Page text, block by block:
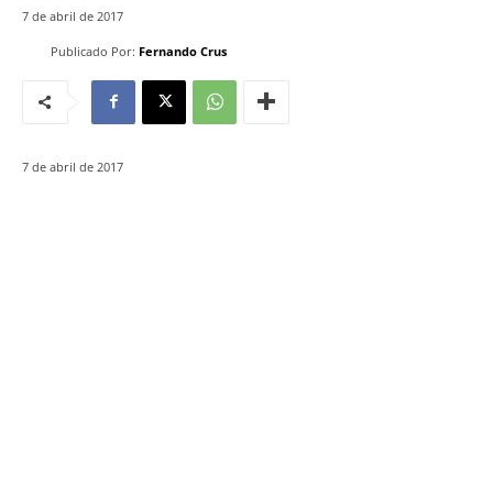
Publicado Por: Fernando Crus
7 de abril de 2017
7 de abril de 2017